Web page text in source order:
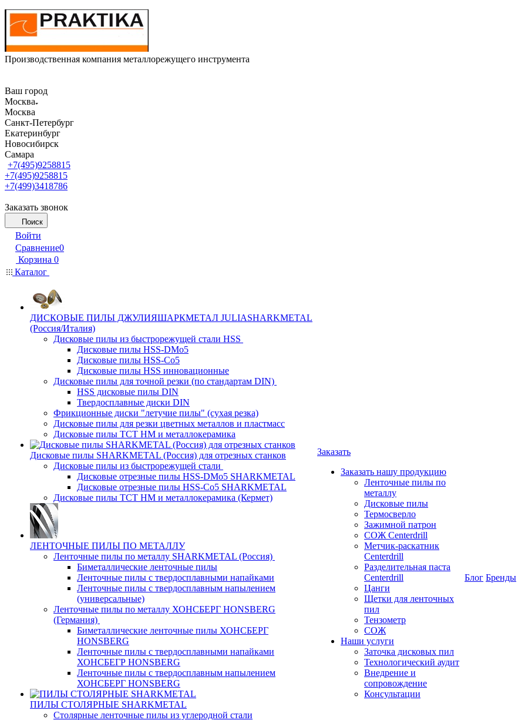
Производственная компания металлорежущего инструмента
Ваш город
Москва
Москва
Санкт-Петербург
Екатеринбург
Новосибирск
Самара
+7(495)9258815
+7(495)9258815
+7(499)3418786
Заказать звонок
Поиск
Войти
Сравнение0
Корзина 0
Каталог
ДИСКОВЫЕ ПИЛЫ ДЖУЛИЯШАРКМЕТАЛ JULIASHARKMETAL
(Россия/Италия)
Дисковые пилы из быстрорежущей стали HSS
Дисковые пилы HSS-DMo5
Дисковые пилы HSS-Co5
Дисковые пилы HSS инновационные
Дисковые пилы для точной резки (по стандартам DIN)
HSS дисковые пилы DIN
Твердосплавные диски DIN
Фрикционные диски "летучие пилы" (сухая резка)
Дисковые пилы для резки цветных металлов и пластмасс
Дисковые пилы ТСТ НМ и металлокерамика
Дисковые пилы SHARKMETAL (Россия) для отрезных станков
Дисковые пилы из быстрорежущей стали
Дисковые отрезные пилы HSS-DMo5 SHARKMETAL
Дисковые отрезные пилы HSS-Co5 SHARKMETAL
Дисковые пилы ТСТ НМ и металлокерамика (Кермет)
ЛЕНТОЧНЫЕ ПИЛЫ ПО МЕТАЛЛУ
Ленточные пилы по металлу SHARKMETAL (Россия)
Биметаллические ленточные пилы
Ленточные пилы с твердосплавными напайками
Ленточные пилы с твердосплавным напылением
(универсальные)
Ленточные пилы по металлу ХОНСБЕРГ HONSBERG
(Германия)
Биметаллические ленточные пилы ХОНСБЕРГ
HONSBERG
Ленточные пилы с твердосплавными напайками
ХОНСБЕГР HONSBERG
Ленточные пилы с твердосплавным напылением
ХОНСБЕРГ HONSBERG
ПИЛЫ СТОЛЯРНЫЕ SHARKMETAL
Столярные ленточные пилы из углеродной стали
Заказать
Заказать нашу продукцию
Ленточные пилы по
металлу
Дисковые пилы
Термосверло
Зажимной патрон
СОЖ Centerdrill
Метчик-раскатник
Centerdrill
Разделительная паста
Centerdrill
Цанги
Щетки для ленточных
пил
Тензометр
СОЖ
Наши услуги
Заточка дисковых пил
Технологический аудит
Внедрение и
сопровождение
Консультации
Блог Бренды